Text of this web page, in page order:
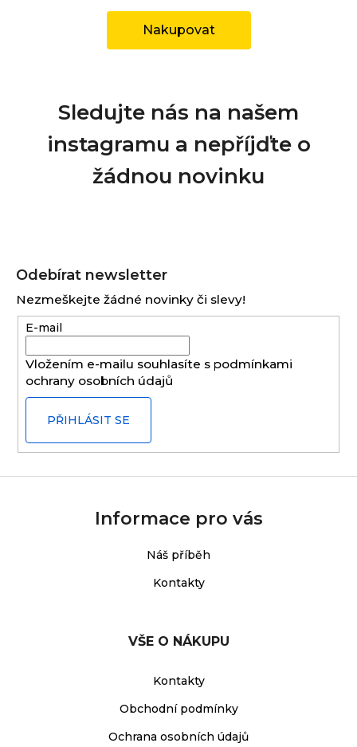
Nakupovat
Sledujte nás na našem
instagramu a nepříjďte o
žádnou novinku
Odebírat newsletter
Nezmeškejte žádné novinky či slevy!
E-mail
Vložením e-mailu souhlasíte s podmínkami
ochrany osobních údajů
PŘIHLÁSIT SE
Informace pro vás
Náš příběh
Kontakty
VŠE O NÁKUPU
Kontakty
Obchodní podmínky
Ochrana osobních údajů